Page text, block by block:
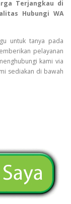
Terjangkau di
Hubungi WA
untuk tanya pada
pelayanan
kami via
sediakan di bawah